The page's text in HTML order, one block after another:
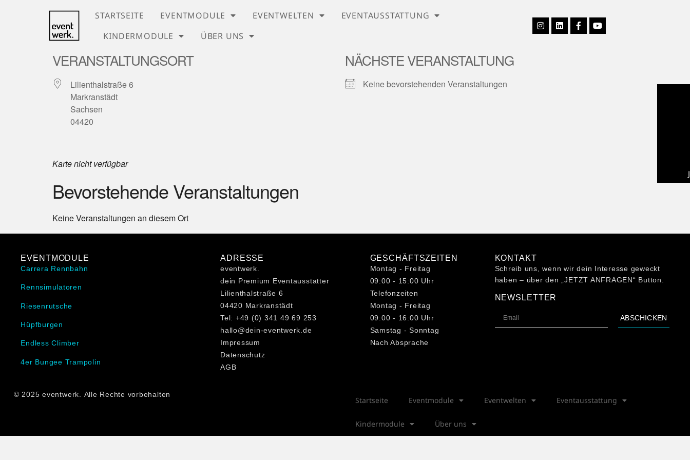
STARTSEITE EVENTMODULE EVENTWELTEN
EVENTAUSSTATTUNG
KINDERMODULE
ÜBER UNS
VERANSTALTUNGSORT
Lilienthalstraße 6
Markranstädt
Sachsen
04420
NÄCHSTE VERANSTALTUNG
Keine bevorstehenden Veranstaltungen
Karte nicht verfügbar
Bevorstehende Veranstaltungen
Keine Veranstaltungen an diesem Ort
EVENTMODULE
Carrera Rennbahn
Rennsimulatoren
Riesenrutsche
Hüpfburgen
Endless Climber
4er Bungee Trampolin
ADRESSE
eventwerk.
dein Premium Eventausstatter
Lilienthalstraße 6
04420 Markranstädt
Tel: +49 (0) 341 49 69 253
hallo@dein-eventwerk.de
Impressum
Datenschutz
AGB
GESCHÄFTSZEITEN
Montag - Freitag
09:00 - 15:00 Uhr
Telefonzeiten
Montag - Freitag
09:00 - 16:00 Uhr
Samstag - Sonntag
Nach Absprache
KONTAKT
Schreib uns, wenn wir dein Interesse geweckt
haben – über den „JETZT ANFRAGEN“ Button.
NEWSLETTER
ABSCHICKEN
© 2025 eventwerk. Alle Rechte vorbehalten
Startseite Eventmodule Eventwelten Eventausstattung
Kindermodule Über uns